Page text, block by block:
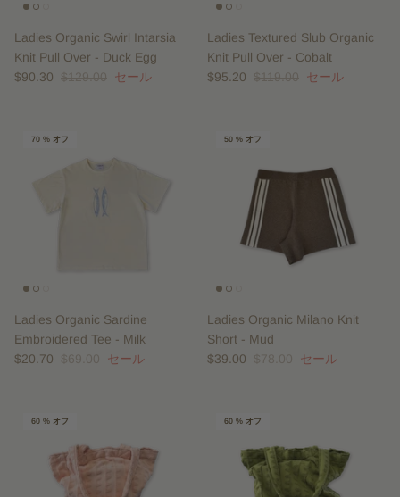
Ladies Organic Swirl Intarsia
Knit Pull Over - Duck Egg
$90.30 $129.00 セール
Ladies Textured Slub Organic
Knit Pull Over - Cobalt
$95.20 $119.00 セール
70 % オフ
Ladies Organic Sardine
Embroidered Tee - Milk
$20.70 $69.00 セール
50 % オフ
Ladies Organic Milano Knit
Short - Mud
$39.00 $78.00 セール
60 % オフ 60 % オフ